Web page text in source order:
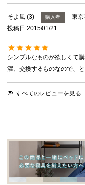
そよ風 3 購入者 東京
投稿日 2015/01/21
シンプルなものが欲しくて
濯、交換するものなので、
すべてのレビューを見る